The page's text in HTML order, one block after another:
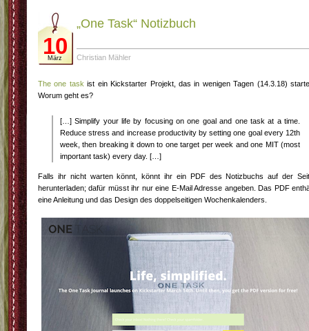
10
März
„One Task“ Notizbuch
Christian Mähler
The one task ist ein Kickstarter Projekt, das in wenigen Tagen (14.3.18)
Worum geht es?
[…] Simplify your life by focusing on one goal and one task at a time.
Reduce stress and increase productivity by setting one goal every 12th
week, then breaking it down to one target per week and one MIT (most
important task) every day. […]
Falls ihr nicht warten könnt, könnt ihr ein PDF des Notizbuchs auf der
herunterladen; dafür müsst ihr nur eine E-Mail Adresse angeben. Das PDF
eine Anleitung und das Design des doppelseitigen Wochenkalenders.